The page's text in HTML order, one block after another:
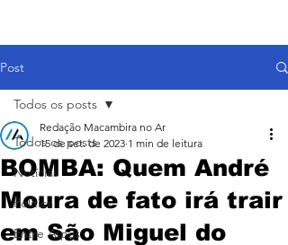
Post
Todos os posts
Notícias
Política
Entre Aspas
Todos os posts
BOMBA: Quem André
Moura de fato irá trair
em São Miguel do
Redação Macambira no Ar
15 de set. de 2023 1 min de leitura